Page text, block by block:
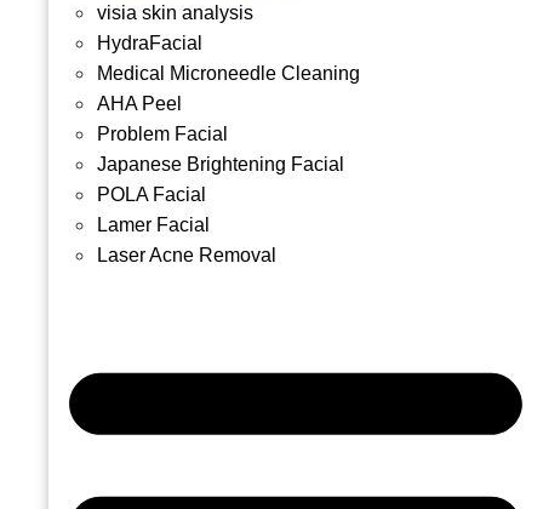
visia skin analysis
HydraFacial
Medical Microneedle Cleaning
AHA Peel
Problem Facial
Japanese Brightening Facial
POLA Facial
Lamer Facial
Laser Acne Removal